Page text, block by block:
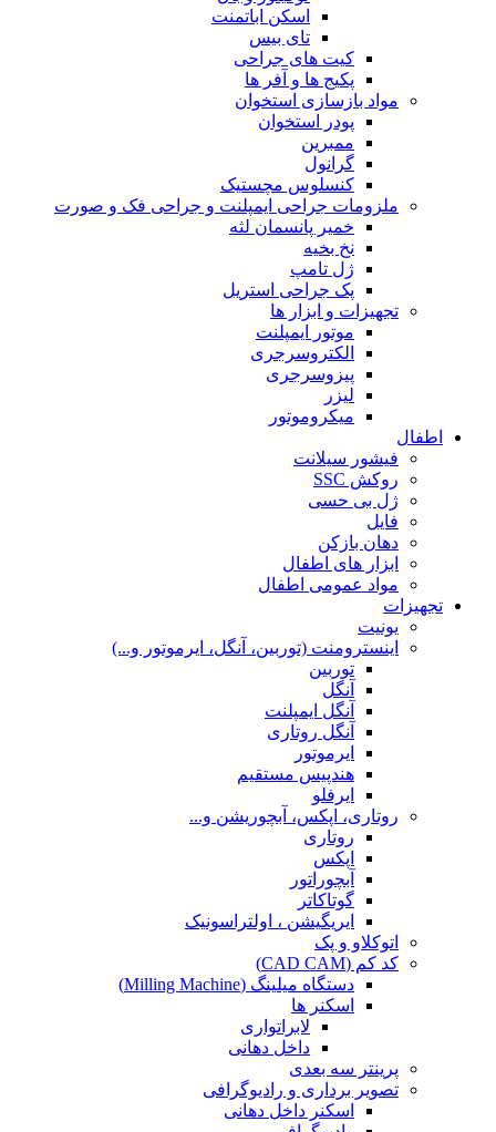
اسکن اباتمنت
تای بیس
کیت های جراحی
پکیج ها و آفر ها
مواد بازسازی استخوان
پودر استخوان
ممبرین
گرانول
کنسلوس مچستیک
ملزومات جراحی ایمپلنت و جراحی فک و صورت
خمیر پانسمان لثه
نخ بخیه
ژل تامپ
پک جراحی استریل
تجهیزات و ابزار ها
موتور ایمپلنت
الکتروسرجری
پیزوسرجری
لیزر
میکروموتور
اطفال
فیشور سیلانت
روکش SSC
ژل بی حسی
فایل
دهان بازکن
ابزار های اطفال
مواد عمومی اطفال
تجهیزات
یونیت
اینسترومنت (توربین، آنگل، ایرموتور و...)
توربین
آنگل
آنگل ایمپلنت
آنگل روتاری
ایرموتور
هندپیس مستقیم
ایرفلو
روتاری، اپکس، آبچوریشن و...
روتاری
اپکس
آبچوراتور
گوتاکاتر
ایریگیشن ، اولتراسونیک
اتوکلاو و پک
کد کم (CAD CAM)
دستگاه میلینگ (Milling Machine)
اسکنر ها
لابراتواری
داخل دهانی
پرینتر سه بعدی
تصویر برداری و رادیوگرافی
اسکنر داخل دهانی